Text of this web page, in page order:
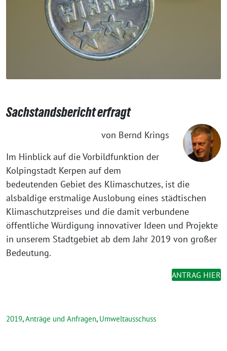
Sachstandsbericht erfragt
von Bernd Krings
Im Hinblick auf die Vorbildfunktion der
Kolpingstadt Kerpen auf dem
bedeutenden Gebiet des Klimaschutzes, ist die
alsbaldige erstmalige Auslobung eines städtischen
Klimaschutzpreises und die damit verbundene
öffentliche Würdigung innovativer Ideen und Projekte
in unserem Stadtgebiet ab dem Jahr 2019 von großer
Bedeutung.
ANTRAG HIER
2019,Anträge und Anfragen, Umweltausschuss